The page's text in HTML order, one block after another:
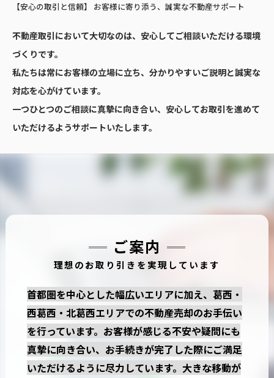
【安心の取引と信頼】 お客様に寄り添う、誠実な不動産サポート
不動産取引において大切なのは、安心してご相談いただける環境
づくりです。
私たちは常にお客様の立場に立ち、分かりやすいご説明と誠実な
対応を心がけています。
一つひとつのご相談に真摯に向き合い、安心してお取引を進めて
いただけるようサポートいたします。
理想のお取り引きを実現しています
ご案内
首都圏を中心とした幅広いエリアに加え、葛西・
西葛西・北葛西エリアでの不動産売却のお手伝い
を行っています。お客様が感じる不安や疑問にも
真摯に向き合い、お手続きが完了した際にご満足
いただけるように尽力しています。大きな移動が